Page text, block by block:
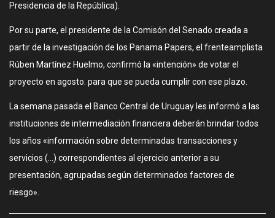
Presidencia de la República).
Por su parte, el presidente de la Comisón del Senado creada a
partir de la investigación de los Panama Papers, el frenteamplista
Rúben Martínez Huelmo, confirmó la «intención» de votar el
proyecto en agosto. para que se pueda cumplir con ese plazo.
La semana pasada el Banco Central de Uruguay les informó a las
instituciones de intermediación financiera deberán brindar todos
los años «información sobre determinadas transacciones y
servicios (…) correspondientes al ejercicio anterior a su
presentación, agrupadas según determinados factores de
riesgo».